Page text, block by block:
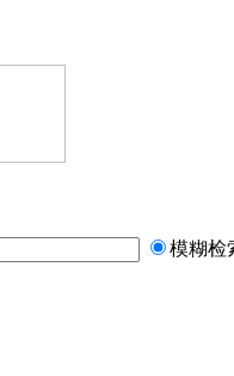
模糊检